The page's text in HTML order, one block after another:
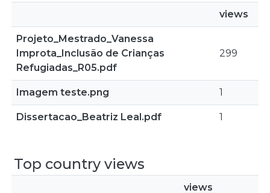
views
Projeto_Mestrado_Vanessa
Improta_Inclusão de Crianças
Refugiadas_R05.pdf
299
Imagem teste.png 1
Dissertacao_Beatriz Leal.pdf 1
Top country views
views